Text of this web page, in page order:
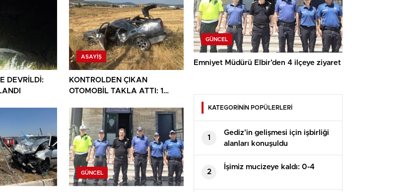
DEVRİLDİ:
ASAYIŞ
KONTROLDEN ÇIKAN
OTOMOBİL TAKLA ATTI: 1
GÜNCEL
GÜNCEL
Emniyet Müdürü Elbir’den 4 ilçeye ziyaret
KATEGORİNİN POPÜLERLERİ
1
Gediz’in gelişmesi için işbirliği
alanları konuşuldu
2
İşimiz mucizeye kaldı: 0-4